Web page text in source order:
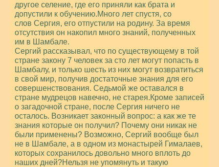
другое селение, где его приняли как брата и
допустили к обучению.Много лет спустя, со
слов Сергия, его отпустили на родину. За время
отсутствия он накопил много знаний, полученных
им в Шамбале.
Сергий рассказывал, что по существующему в той
стране закону 7 человек за сто лет могут попасть в
Шамбалу, и только шесть из них могут возвратиться
в свой мир, получив достаточные знания для его
совершенствования. Седьмой же оставался в
стране мудрецов навечно, не старея.Кроме записей
о загадочной стране, после Сергия ничего не
осталось. Возникает законный вопрос: а как же те
знания которые он получил? Почему они никак не
были применены? Возможно, Сергий вообще был
не в Шамбале, а в одном из монастырей Гималаев,
которых сохранилось довольно много вплоть до
наших дней?Нельзя не упомянуть и такую